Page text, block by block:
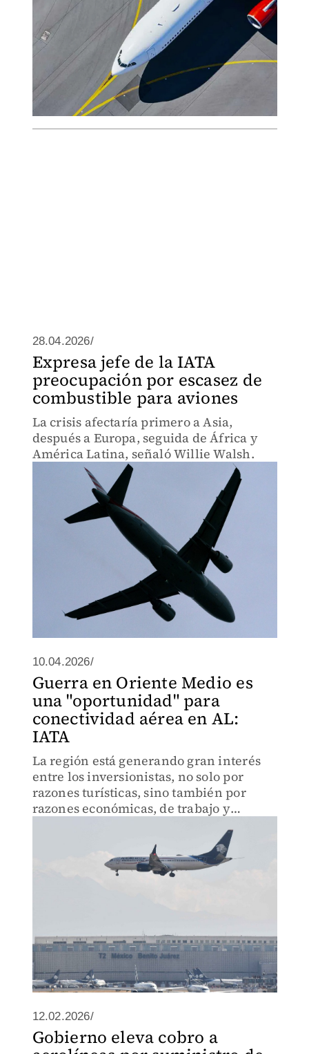
28.04.2026/
Expresa jefe de la IATA
preocupación por escasez de
combustible para aviones
La crisis afectaría primero a Asia,
después a Europa, seguida de África y
América Latina, señaló Willie Walsh.
10.04.2026/
Guerra en Oriente Medio es
una "oportunidad" para
conectividad aérea en AL:
IATA
La región está generando gran interés
entre los inversionistas, no solo por
razones turísticas, sino también por
razones económicas, de trabajo y
12.02.2026/
Gobierno eleva cobro a